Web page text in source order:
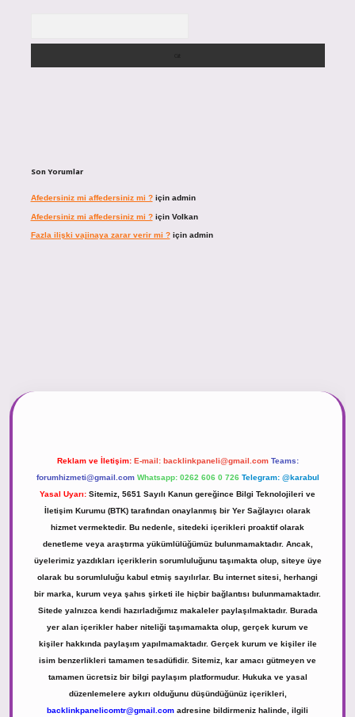
Son Yorumlar
Afedersiniz mi affedersiniz mi ?için admin
Afedersiniz mi affedersiniz mi ?için Volkan
Fazla ilişki vajinaya zarar verir mi ?için admin
Reklam ve İletişim: E-mail: backlinkpaneli@gmail.com Teams:
forumhizmeti@gmail.com Whatsapp: 0262 606 0 726 Telegram: @karabul
Yasal Uyarı: Sitemiz, 5651 Sayılı Kanun gereğince Bilgi Teknolojileri ve
İletişim Kurumu (BTK) tarafından onaylanmış bir Yer Sağlayıcı olarak
hizmet vermektedir. Bu nedenle, sitedeki içerikleri proaktif olarak
denetleme veya araştırma yükümlülüğümüz bulunmamaktadır. Ancak,
üyelerimiz yazdıkları içeriklerin sorumluluğunu taşımakta olup, siteye üye
olarak bu sorumluluğu kabul etmiş sayılırlar. Bu internet sitesi, herhangi
bir marka, kurum veya şahıs şirketi ile hiçbir bağlantısı bulunmamaktadır.
Sitede yalnızca kendi hazırladığımız makaleler paylaşılmaktadır. Burada
yer alan içerikler haber niteliği taşımamakta olup, gerçek kurum ve
kişiler hakkında paylaşım yapılmamaktadır. Gerçek kurum ve kişiler ile
isim benzerlikleri tamamen tesadüfidir. Sitemiz, kar amacı gütmeyen ve
tamamen ücretsiz bir bilgi paylaşım platformudur. Hukuka ve yasal
düzenlemelere aykırı olduğunu düşündüğünüz içerikleri,
backlinkpanelicomtr@gmail.com adresine bildirmeniz halinde, ilgili